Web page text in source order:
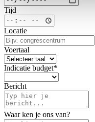
Tijd
Locatie
Voertaal
Indicatie budget*
Bericht
Waar ken je ons van?